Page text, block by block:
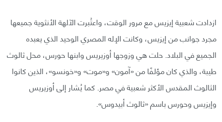
ازدادت شعبية إيزيس مع مرور الوقت، واعتُبرت الآلهة الأنثوية جميعها
مجرد جوانب من إيزيس، وكانت الإله المصري الوحيد الذي يعبده
الجميع في البلاد. حلت هي وزوجها أوزيريس وابنها حورس، محل ثالوث
طيبة، والذي كان مؤلفًا من «آمون» و«موت» و«خونسو»، الذين كانوا
الثالوث المقدس الأكثر شعبية في مصر. كما يُشار إلى أوزيريس
وإيزيس وحورس باسم «ثالوث أبيدوس».